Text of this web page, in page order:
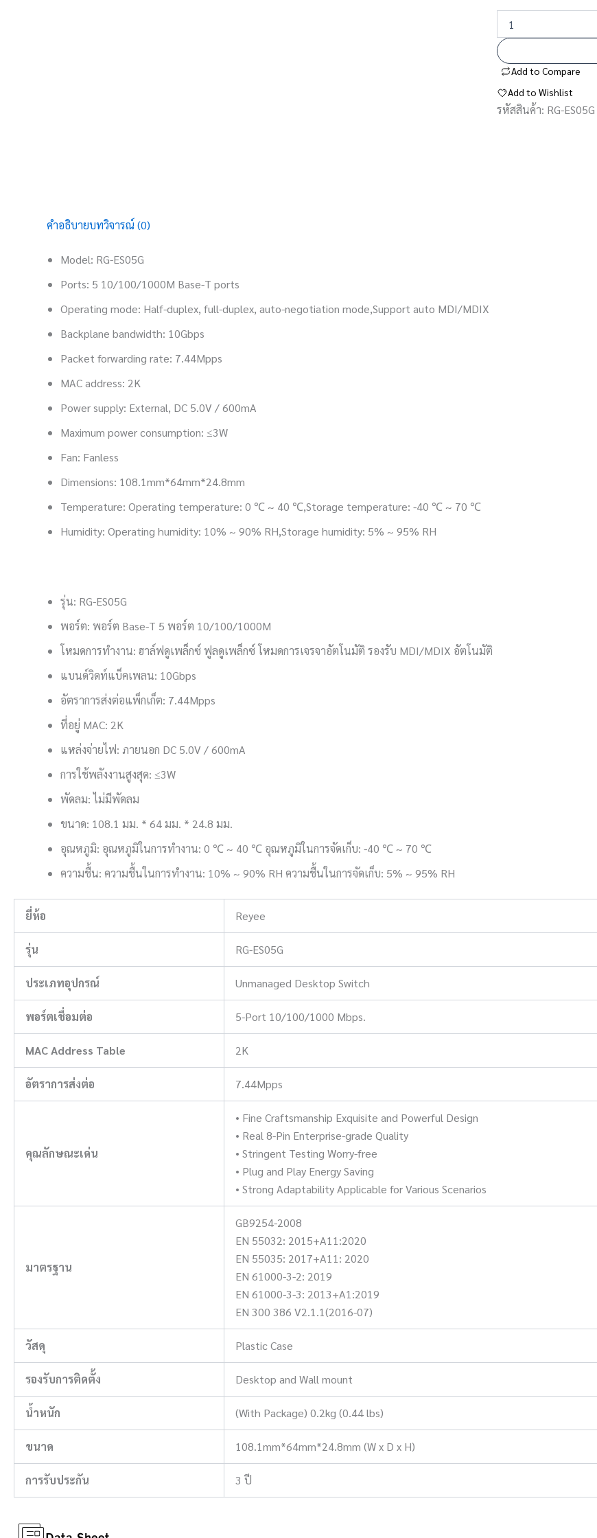
Add to Compare
Add to Wishlist
รหัสสินค้า: RG-ES05G
คำอธิบายบทวิจารณ์ (0)
Model: RG-ES05G
Ports: 5 10/100/1000M Base-T ports
Operating mode: Half-duplex, full-duplex, auto-negotiation mode,Support auto MDI/MDIX
Backplane bandwidth: 10Gbps
Packet forwarding rate: 7.44Mpps
MAC address: 2K
Power supply: External, DC 5.0V / 600mA
Maximum power consumption: ≤3W
Fan: Fanless
Dimensions: 108.1mm*64mm*24.8mm
Temperature: Operating temperature: 0 ℃ ~ 40 ℃,Storage temperature: -40 ℃ ~ 70 ℃
Humidity: Operating humidity: 10% ~ 90% RH,Storage humidity: 5% ~ 95% RH
รุ่น: RG-ES05G
พอร์ต: พอร์ต Base-T 5 พอร์ต 10/100/1000M
โหมดการทำงาน: ฮาล์ฟดูเพล็กซ์ ฟูลดูเพล็กซ์ โหมดการเจรจาอัตโนมัติ รองรับ MDI/MDIX อัตโนมัติ
แบนด์วิดท์แบ็คเพลน: 10Gbps
อัตราการส่งต่อแพ็กเก็ต: 7.44Mpps
ที่อยู่ MAC: 2K
แหล่งจ่ายไฟ: ภายนอก DC 5.0V / 600mA
การใช้พลังงานสูงสุด: ≤3W
พัดลม: ไม่มีพัดลม
ขนาด: 108.1 มม. * 64 มม. * 24.8 มม.
อุณหภูมิ: อุณหภูมิในการทำงาน: 0 ℃ ~ 40 ℃ อุณหภูมิในการจัดเก็บ: -40 ℃ ~ 70 ℃
ความชื้น: ความชื้นในการทำงาน: 10% ~ 90% RH ความชื้นในการจัดเก็บ: 5% ~ 95% RH
ยี่ห้อ Reyee
รุ่น RG-ES05G
ประเภทอุปกรณ์ Unmanaged Desktop Switch
พอร์ตเชื่อมต่อ 5-Port 10/100/1000 Mbps.
MAC Address Table 2K
อัตราการส่งต่อ 7.44Mpps
คุณลักษณะเด่น
• Fine Craftsmanship Exquisite and Powerful Design
• Real 8-Pin Enterprise-grade Quality
• Stringent Testing Worry-free
• Plug and Play Energy Saving
• Strong Adaptability Applicable for Various Scenarios
มาตรฐาน
GB9254-2008
EN 55032: 2015+A11:2020
EN 55035: 2017+A11: 2020
EN 61000-3-2: 2019
EN 61000-3-3: 2013+A1:2019
EN 300 386 V2.1.1(2016-07)
วัสดุ Plastic Case
รองรับการติดตั้ง Desktop and Wall mount
น้ำหนัก (With Package) 0.2kg (0.44 lbs)
ขนาด 108.1mm*64mm*24.8mm (W x D x H)
การรับประกัน 3 ปี